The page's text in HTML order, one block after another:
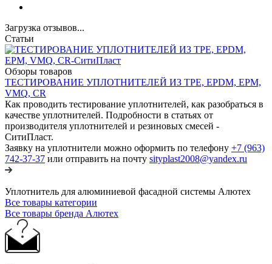
Загрузка отзывов...
Статьи
Обзоры товаров
ТЕСТИРОВАНИЕ УПЛОТНИТЕЛЕЙ ИЗ TPE, EPDM, EPM,
VMQ, CR
Как проводить тестирование уплотнителей, как разобраться в
качестве уплотнителей. Подробности в статьях от
производителя уплотнителей и резиновых смесей -
СитиПласт.
Заявку на уплотнители можно оформить по телефону +7 (963)
742-37-37 или отправить на почту sityplast2008@yandex.ru
Уплотнитель для алюминиевой фасадной системы Алютех
Все товары категории
Все товары бренда Алютех